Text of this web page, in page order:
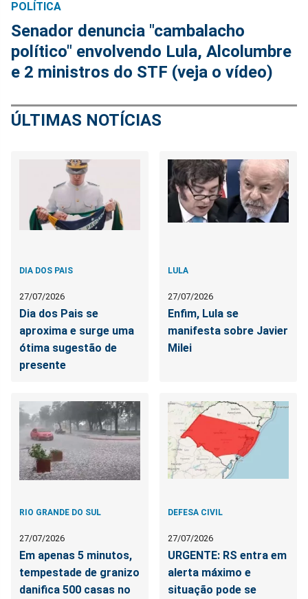
POLÍTICA
Senador denuncia "cambalacho
político" envolvendo Lula, Alcolumbre
e 2 ministros do STF (veja o vídeo)
ÚLTIMAS NOTÍCIAS
DIA DOS PAIS
27/07/2026
Dia dos Pais se
aproxima e surge uma
ótima sugestão de
presente
LULA
27/07/2026
Enfim, Lula se
manifesta sobre Javier
Milei
RIO GRANDE DO SUL
27/07/2026
Em apenas 5 minutos,
tempestade de granizo
danifica 500 casas no
DEFESA CIVIL
27/07/2026
URGENTE: RS entra em
alerta máximo e
situação pode se